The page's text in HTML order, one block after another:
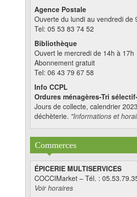
Agence Postale
Ouverte du lundi au vendredi de
Tel: 05 53 83 74 52
Bibliothèque
Ouvert le mercredi de 14h à 17h
Abonnement gratuit
Tel: 06 43 79 67 58
Info CCPL
Ordures ménagères-Tri
Jours de collecte, calendrier
déchèterie. "Informations et
Commerces
ÉPICERIE MULTISERVICES
COCCIMarket – Tél. :
Voir horaires